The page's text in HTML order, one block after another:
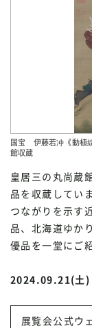
国宝 伊藤若冲《動植
館収蔵
皇居三の丸尚蔵
品を収蔵してい
つながりを示す
品、北海道ゆか
優品を一堂にご
2024.09.21(土
展覧会公式ウ